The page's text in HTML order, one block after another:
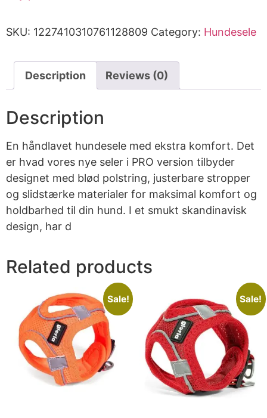
SKU: 1227410310761128809 Category: Hundesele
Description Reviews (0)
Description
En håndlavet hundesele med ekstra komfort. Det
er hvad vores nye seler i PRO version tilbyder
designet med blød polstring, justerbare stropper
og slidstærke materialer for maksimal komfort og
holdbarhed til din hund. I et smukt skandinavisk
design, har d
Related products
Sale! Sale!